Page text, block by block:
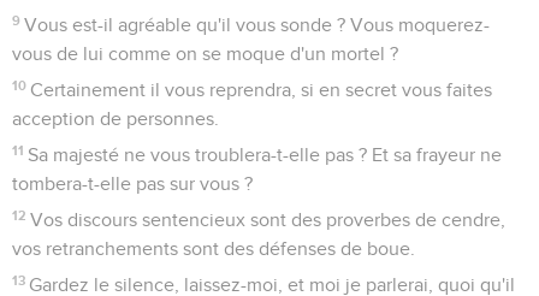
9 Vous est-il agréable qu'il vous sonde ? Vous moquerez-
vous de lui comme on se moque d'un mortel ?
10 Certainement il vous reprendra, si en secret vous faites
acception de personnes.
11 Sa majesté ne vous troublera-t-elle pas ? Et sa frayeur ne
tombera-t-elle pas sur vous ?
12 Vos discours sentencieux sont des proverbes de cendre,
vos retranchements sont des défenses de boue.
13 Gardez le silence, laissez-moi, et moi je parlerai, quoi qu'il